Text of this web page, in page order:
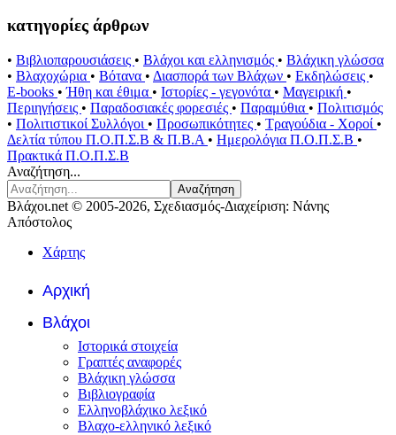
κατηγορίες άρθρων
• Βιβλιοπαρουσιάσεις • Βλάχοι και ελληνισμός • Βλάχικη γλώσσα
• Βλαχοχώρια • Βότανα • Διασπορά των Βλάχων • Εκδηλώσεις •
E-books •Ήθη και έθιμα • Ιστορίες - γεγονότα • Μαγειρική •
Περιηγήσεις • Παραδοσιακές φορεσιές • Παραμύθια • Πολιτισμός
• Πολιτιστικοί Συλλόγοι • Προσωπικότητες • Τραγούδια - Χοροί •
Δελτία τύπου Π.Ο.Π.Σ.Β & Π.Β.Α • Ημερολόγια Π.Ο.Π.Σ.Β •
Πρακτικά Π.Ο.Π.Σ.Β
Αναζήτηση...
Αναζήτηση
Βλάχοι.net © 2005-2026, Σχεδιασμός-Διαχείριση: Νάνης
Απόστολος
Χάρτης
Αρχική
Βλάχοι
Ιστορικά στοιχεία
Γραπτές αναφορές
Βλάχικη γλώσσα
Βιβλιογραφία
Ελληνοβλάχικο λεξικό
Βλαχο-ελληνικό λεξικό